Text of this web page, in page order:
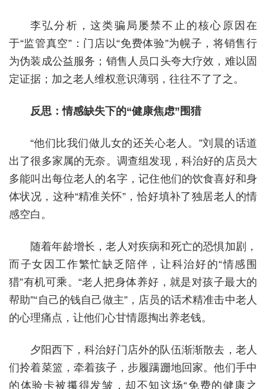
李弘分析，这类骗局屡禁不止的核心原因在
于“监管真空”：门店以“免费体验”为幌子，将销售行
为伪装成公益服务；销售人员口头夸大疗效，难以固
定证据；加之老人维权意识薄弱，往往不了了之。
反思：情感缺失下的“健康焦虑”围猎
“他们比我们做儿女的还关心老人。”刘晨的话道
出了很多家属的无奈。调查组发现，科治好的店员大
多能叫出每位老人的名字，记住他们的饮食喜好和身
体状况，这种“精准关怀”，恰好填补了独居老人的情
感空白。
随着年龄增长，老人对疾病和死亡的恐惧加剧，
而子女因工作繁忙缺乏陪伴，让科治好的“情感围
猎”有机可乘。“老人把身体养好，就是对孩子最大的
帮助”“自己的钱自己做主”，店员的话术精准击中老人
的心理痛点，让他们心甘情愿掏出养老钱。
夕阳西下，科治好门店外的队伍渐渐散去，老人
们拎着菜篮，牵着孩子，步履蹒跚地回家。他们手中
的体验卡被攥得发皱，却不知这场“免费的健康之